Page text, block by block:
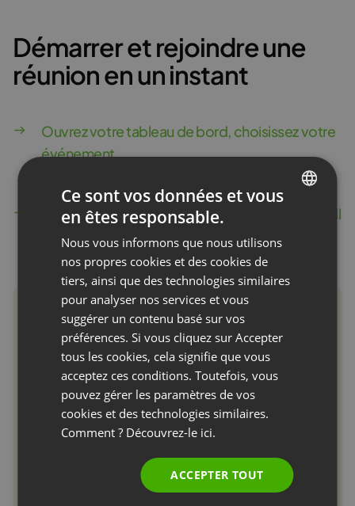
Démarrer et rejoindre une
réunion en un instant
Ouvrez votre tableau de bord, choisissez votre
événement
Inutile de saisir un identifiant, une adresse e-mail
ou un mot de passe
avant chaque réunion
FRENCH
GERMAN
SPANISH
PORTUGUESE
Ce sont vos données et vous
en êtes responsable.
Nous vous informons que nous utilisons
nos propres cookies et des cookies de
tiers, ainsi que des technologies similaires
pour analyser nos services et vous
suggérer un contenu basé sur vos
préférences. Si vous cliquez sur Accepter
tous les cookies, cela signifie que vous
acceptez ces conditions. Toutefois, vous
pouvez gérer les paramètres de vos
cookies et des technologies similaires.
Comment ? Découvrez-le ici.
ACCEPTER TOUT